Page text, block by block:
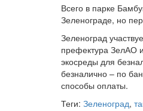
Всего в парке
Зеленограде, но
Зеленоград
префектура ЗелАО
экосреды для
безналично – по
способы оплаты.
Теги: Зеленоград,